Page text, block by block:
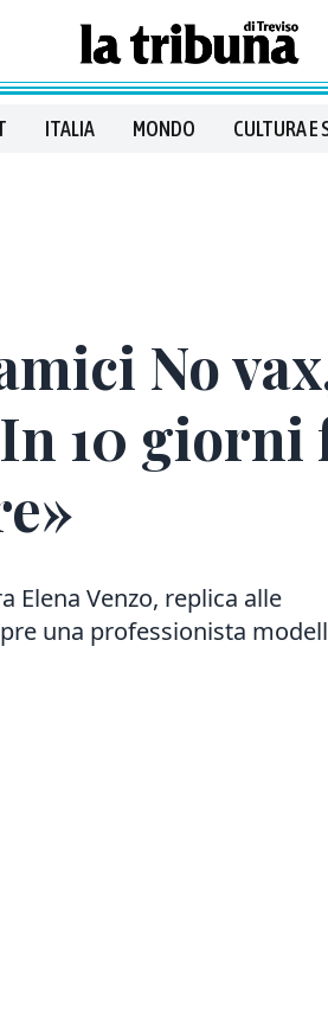
ITALIA MONDO CULTURA E
No
10 giorni
Elena Venzo, replica alle
una professionista